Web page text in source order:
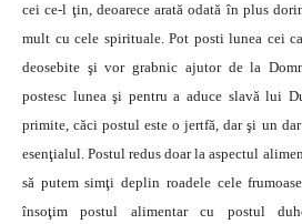
cei ce-l ţin, deoarece arată odată în plus
mult cu cele spirituale. Pot posti lunea cei
deosebite şi vor grabnic ajutor de la
postesc lunea şi pentru a aduce slavă lui
primite, căci postul este o jertfă, dar şi un
esenţialul. Postul redus doar la aspectul
să putem simţi deplin roadele cele
însoţim postul alimentar cu postul